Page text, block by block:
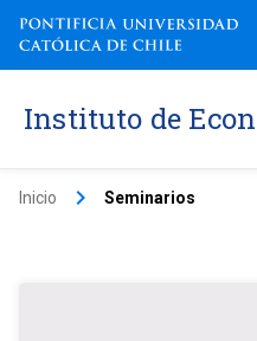
Instituto de
Inicio keyboard_arrow_right Seminarios